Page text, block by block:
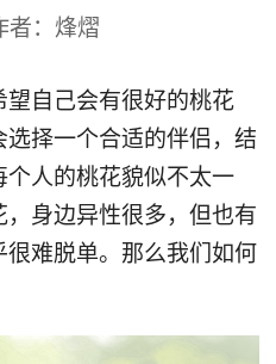
者：烽熠
自己会有很好的桃花
择一个合适的伴侣，结
人的桃花貌似不太一
身边异性很多，但也有
难脱单。那么我们如何